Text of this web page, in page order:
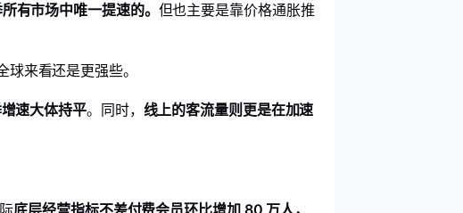
有市场中唯一提速的。 但也主要是靠价格通胀推
来看还是更强些。
速大体持平。同时， 线上的客流量则更是在加速
底层经营指标不差付费会员环比增加 80 万人，